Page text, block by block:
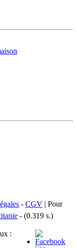
- CGV | Pour
- (0.319 s.)
: